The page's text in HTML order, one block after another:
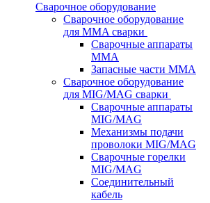
Сварочное оборудование
Сварочное оборудование
для MMA сварки
Сварочные аппараты
MMA
Запасные части MMA
Сварочное оборудование
для MIG/MAG сварки
Сварочные аппараты
MIG/MAG
Механизмы подачи
проволоки MIG/MAG
Сварочные горелки
MIG/MAG
Соединительный
кабель